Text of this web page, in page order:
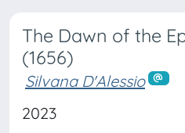
The Dawn of the
(1656)
Silvana D'Alessio
2023